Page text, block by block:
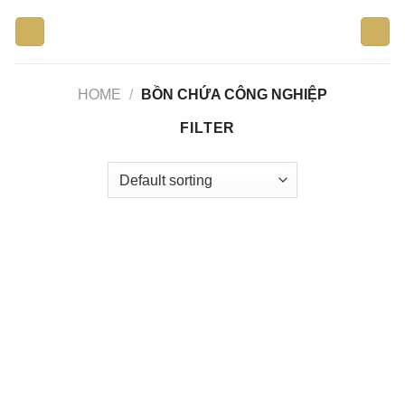
HOME / BỒN CHỨA CÔNG NGHIỆP
FILTER